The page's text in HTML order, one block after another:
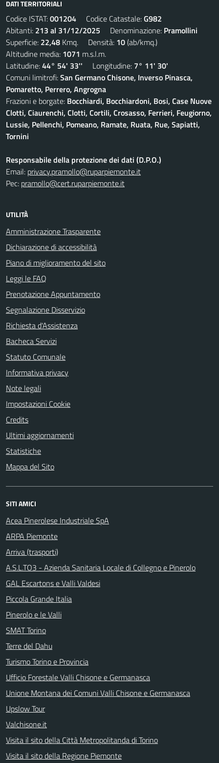
DATI TERRITORIALI
Codice ISTAT:001204 Codice Catastale:G982
Abitanti: 213 al 31/12/2025 Denominazione: Pramollini
Superficie: 22,48 Kmq. Densità: 10(ab/kmq.)
Altitudine media: 1071 m.s.l.m.
Latitudine:44° 54' 33'' Longitudine: 7° 11' 30'
Comuni limitrofi:San Germano Chisone, Inverso Pinasca,
Pomaretto, Perrero, Angrogna
Frazioni e borgate: Bocchiardi, Bocchiardoni, Bosi, Case Nuove
Clotti, Ciaurenchi, Clotti, Cortili, Crosasso, Ferrieri, Feugiorno,
Lussie, Pellenchi, Pomeano, Ramate, Ruata, Rue, Sapiatti,
Tornini
Responsabile della protezione dei dati (D.P.O.)
Email: privacy.pramollo@ruparpiemonte.it
Pec: pramollo@cert.ruparpiemonte.it
UTILITÀ
Amministrazione Trasparente
Dichiarazione di accessibilità
Piano di miglioramento del sito
Leggi le FAQ
Prenotazione Appuntamento
Segnalazione Disservizio
Richiesta d'Assistenza
Bacheca Servizi
Statuto Comunale
Informativa privacy
Note legali
Impostazioni Cookie
Credits
Ultimi aggiornamenti
Statistiche
Mappa del Sito
SITI AMICI
Acea Pinerolese Industriale SpA
ARPA Piemonte
Arriva (trasporti)
A.S.L.TO3 - Azienda Sanitaria Locale di Collegno e Pinerolo
GAL Escartons e Valli Valdesi
Piccola Grande Italia
Pinerolo e le Valli
SMAT Torino
Terre del Dahu
Turismo Torino e Provincia
Ufficio Forestale Valli Chisone e Germanasca
Unione Montana dei Comuni Valli Chisone e Germanasca
Upslow Tour
Valchisone.it
Visita il sito della Città Metropolitanda di Torino
Visita il sito della Regione Piemonte